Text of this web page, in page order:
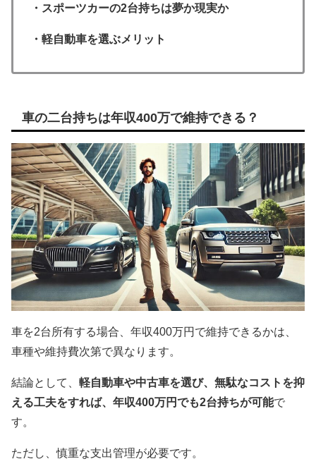
・スポーツカーの2台持ちは夢か現実か
・軽自動車を選ぶメリット
車の二台持ちは年収400万で維持できる？
車を2台所有する場合、年収400万円で維持できるかは、
車種や維持費次第で異なります。
結論として、 軽自動車や中古車を選び、無駄なコストを抑
える工夫をすれば、年収400万円でも2台持ちが可能で
す。
ただし、慎重な支出管理が必要です。